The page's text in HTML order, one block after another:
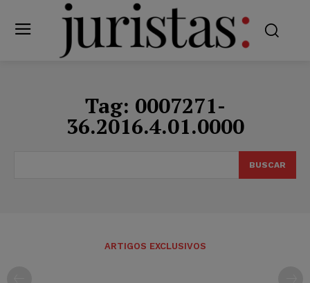
Tag: 0007271-
36.2016.4.01.0000
BUSCAR
ARTIGOS EXCLUSIVOS